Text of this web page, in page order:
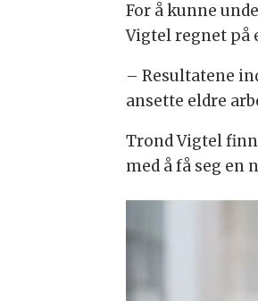
For å kunne
Vigtel regnet på
– Resultatene
ansette eldre
Trond Vigtel
med å få seg en